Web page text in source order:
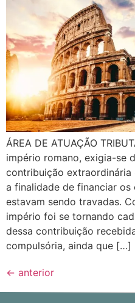
ÁREA DE ATUAÇÃO
império romano, exigia-se
contribuição
a finalidade de financiar os
estavam sendo travadas.
império foi se tornando
dessa contribuição
compulsória, ainda que […]
← anterior